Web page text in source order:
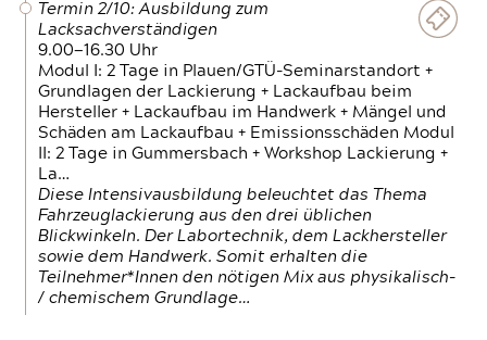
Termin 2/10: Ausbildung zum
Lacksachverständigen
9.00—16.30 Uhr
Modul I: 2 Tage in Plauen/GTÜ-Seminarstandort +
Grundlagen der Lackierung + Lackaufbau beim
Hersteller + Lackaufbau im Handwerk + Mängel und
Schäden am Lackaufbau + Emissionsschäden Modul
II: 2 Tage in Gummersbach + Workshop Lackierung +
La…
Diese Intensivausbildung beleuchtet das Thema
Fahrzeuglackierung aus den drei üblichen
Blickwinkeln. Der Labortechnik, dem Lackhersteller
sowie dem Handwerk. Somit erhalten die
Teilnehmer*Innen den nötigen Mix aus physikalisch-
/ chemischem Grundlage…